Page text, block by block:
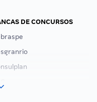
DE CONCURSOS